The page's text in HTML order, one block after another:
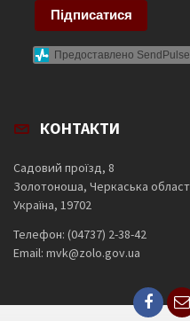
Підписатися
Предоставлено SendPulse
КОНТАКТИ
Садовий проїзд, 8
Золотоноша, Черкаська
Україна, 19702
Телефон: (04737) 2-38-42
Email: mvk@zolo.gov.ua